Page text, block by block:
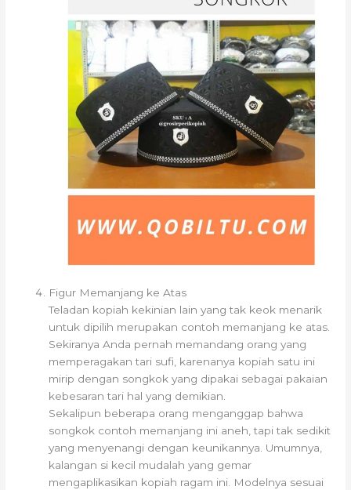
Figur Memanjang ke Atas
Teladan kopiah kekinian lain yang tak keok menarik
untuk dipilih merupakan contoh memanjang ke atas.
Sekiranya Anda pernah memandang orang yang
memperagakan tari sufi, karenanya kopiah satu ini
mirip dengan songkok yang dipakai sebagai pakaian
kebesaran tari hal yang demikian.
Sekalipun beberapa orang menganggap bahwa
songkok contoh memanjang ini aneh, tapi tak sedikit
yang menyenangi dengan keunikannya. Umumnya,
kalangan si kecil mudalah yang gemar
mengaplikasikan kopiah ragam ini. Modelnya sesuai